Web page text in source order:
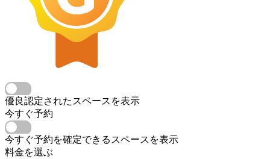
優良認定されたスペースを表示
今すぐ予約
今すぐ予約を確定できるスペースを表示
料金を選ぶ